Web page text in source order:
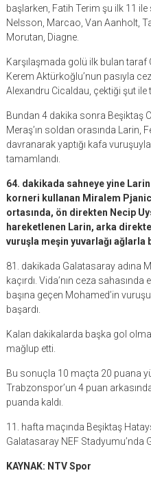
başlarken, Fatih Terim şu ilk 11 ile
Nelsson, Marcao, Van Aanholt,
Morutan, Diagne.
Karşılaşmada golü ilk bulan
Kerem Aktürkoğlu’nun pasıyla
Alexandru Cicaldau, çektiği şut ile
Bundan 4 dakika sonra Beşiktaş
Meraş’ın soldan orasında Larin,
davranarak yaptığı kafa
tamamlandı.
64. dakikada sahneye yine Larin
korneri kullanan Miralem
ortasında, ön direkten Necip
hareketlenen Larin, arka
vuruşla meşin yuvarlağı ağlarla
81. dakikada Galatasaray adına
kaçırdı. Vida’nın ceza
başına geçen Mohamed’in
başardı.
Kalan dakikalarda başka gol
mağlup etti.
Bu sonuçla 10 maçta 20 puana
Trabzonspor’un 4 puan
puanda kaldı.
11. hafta maçında Beşiktaş
Galatasaray NEF Stadyumu’nda
KAYNAK: NTV Spor